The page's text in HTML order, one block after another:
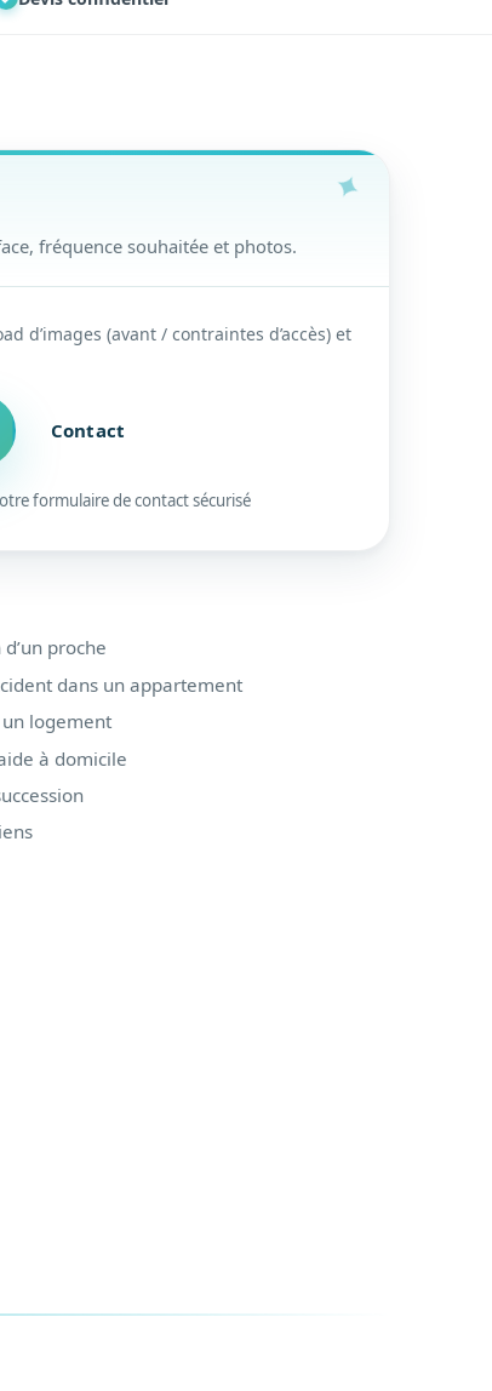
fréquence souhaitée et photos.
d’images (avant / contraintes d’accès) et
Contact
formulaire de contact sécurisé
proche
dans un appartement
logement
à domicile